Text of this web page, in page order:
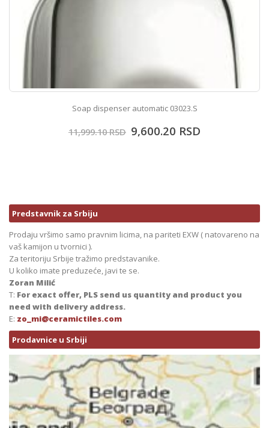
Soap dispenser automatic 03023.S
11,999.10RSD 9,600.20 RSD
Predstavnik za Srbiju
Prodaju vršimo samo pravnim licima, na pariteti EXW ( natovareno na
vaš kamijon u tvornici ).
Za teritoriju Srbije tražimo predstavanike.
U koliko imate preduzeće, javi te se.
Zoran Milić
T: For exact offer, PLS send us quantity and product you
need with delivery address.
E: zo_mi@ceramictiles.com
Prodavnice u Srbiji